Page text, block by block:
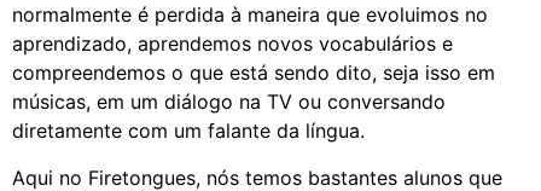
normalmente é perdida à maneira que evoluimos no
aprendizado, aprendemos novos vocabulários e
compreendemos o que está sendo dito, seja isso em
músicas, em um diálogo na TV ou conversando
diretamente com um falante da língua.
Aqui no Firetongues, nós temos bastantes alunos que